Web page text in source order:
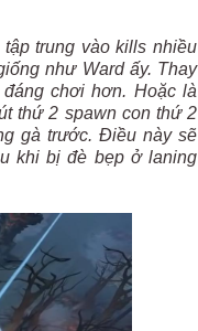
trung vào kills nhiều
như Ward ấy. Thay
chơi hơn. Hoặc là
thứ 2 spawn con thứ 2
gà trước. Điều này sẽ
khi bị đè bẹp ở laning